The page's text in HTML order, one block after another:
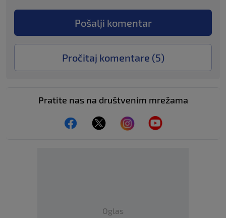
Pošalji komentar
Pročitaj komentare (5)
Pratite nas na društvenim mrežama
Oglas